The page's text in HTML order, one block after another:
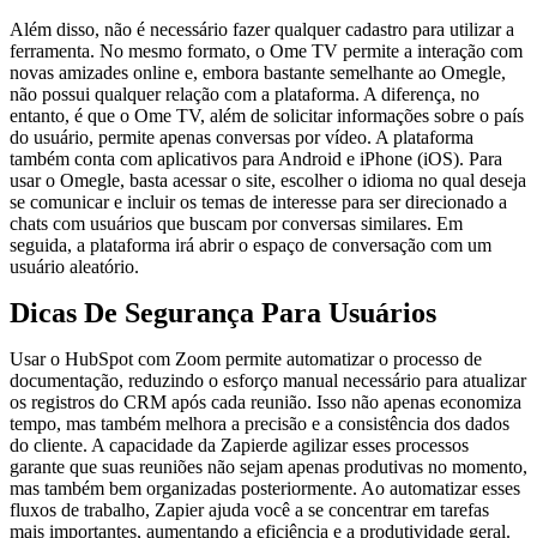
Além disso, não é necessário fazer qualquer cadastro para utilizar a
ferramenta. No mesmo formato, o Ome TV permite a interação com
novas amizades online e, embora bastante semelhante ao Omegle,
não possui qualquer relação com a plataforma. A diferença, no
entanto, é que o Ome TV, além de solicitar informações sobre o país
do usuário, permite apenas conversas por vídeo. A plataforma
também conta com aplicativos para Android e iPhone (iOS). Para
usar o Omegle, basta acessar o site, escolher o idioma no qual deseja
se comunicar e incluir os temas de interesse para ser direcionado a
chats com usuários que buscam por conversas similares. Em
seguida, a plataforma irá abrir o espaço de conversação com um
usuário aleatório.
Dicas De Segurança Para Usuários
Usar o HubSpot com Zoom permite automatizar o processo de
documentação, reduzindo o esforço manual necessário para atualizar
os registros do CRM após cada reunião. Isso não apenas economiza
tempo, mas também melhora a precisão e a consistência dos dados
do cliente. A capacidade da Zapierde agilizar esses processos
garante que suas reuniões não sejam apenas produtivas no momento,
mas também bem organizadas posteriormente. Ao automatizar esses
fluxos de trabalho, Zapier ajuda você a se concentrar em tarefas
mais importantes, aumentando a eficiência e a produtividade geral.